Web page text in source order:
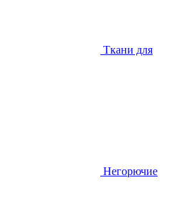
Ткани для
Негорючие